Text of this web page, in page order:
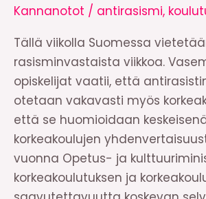
Kannanotot / antirasismi,
Tällä viikolla Suomessa
rasisminvastaista viikkoa.
opiskelijat vaatii, että
otetaan vakavasti myös
että se huomioidaan
korkeakoulujen
vuonna Opetus- ja
korkeakoulutuksen ja